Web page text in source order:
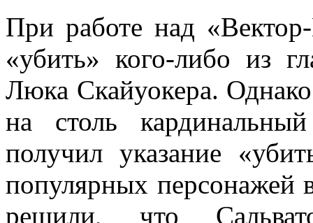
При работе над
«убить» кого-либо из
Люка Скайуокера.
на столь
получил указание
популярных персонажей
решили, что